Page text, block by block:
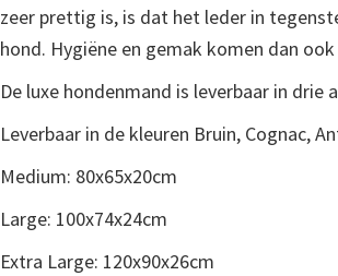
zeer prettig is, is dat het leder in
hond. Hygiëne en gemak komen dan ook
De luxe hondenmand is leverbaar in
Leverbaar in de kleuren Bruin, Cognac,
Medium: 80x65x20cm
Large: 100x74x24cm
Extra Large: 120x90x26cm